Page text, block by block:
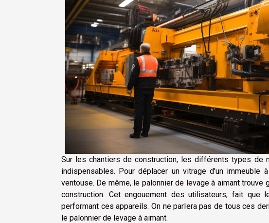
Sur les chantiers de construction, les différents types de
indispensables. Pour déplacer un vitrage d'un immeuble
ventouse. De même, le palonnier de levage à aimant
construction. Cet engouement des utilisateurs, fait
performant ces appareils. On ne parlera pas de tous ces
le palonnier de levage à aimant.